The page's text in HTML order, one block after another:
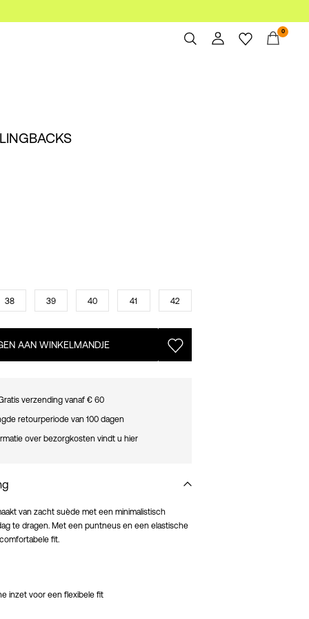
0
38 39 40 41 42
AAN WINKELMANDJE
verzending vanaf € 60
retourperiode van 100 dagen
over bezorgkosten vindt u hier
van zacht suède met een minimalistisch
te dragen. Met een puntneus en een elastische
fit.
inzet voor een flexibele fit